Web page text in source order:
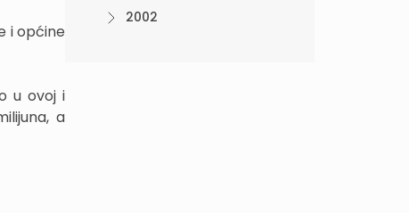
i općine
u ovoj i
a
2002